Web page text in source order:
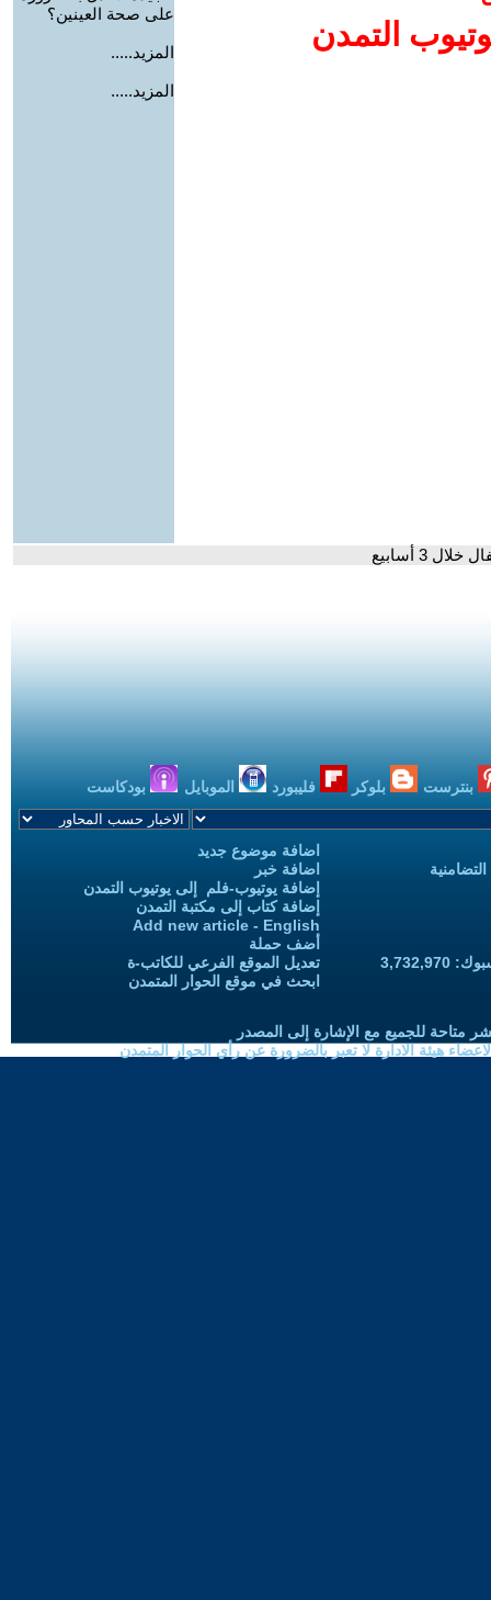
التمدن
على صحة العينين؟
المزيد.....
المزيد.....
بنترست بلوكر فليبورد الموبايل بودكاست
اضافة موضوع جديد
اضافة خبر
إضافة يوتيوب-فلم إلى يوتيوب التمدن
إضافة كتاب إلى مكتبة التمدن
Add new article - English
أضف حملة
تعديل الموقع الفرعي للكاتب-ة
ابحث في موقع الحوار المتمدن
متاحة للجميع مع الإشارة إلى المصدر
هيئة الادارة لا تعبر بالضرورة عن رأي الحوار المتمدن